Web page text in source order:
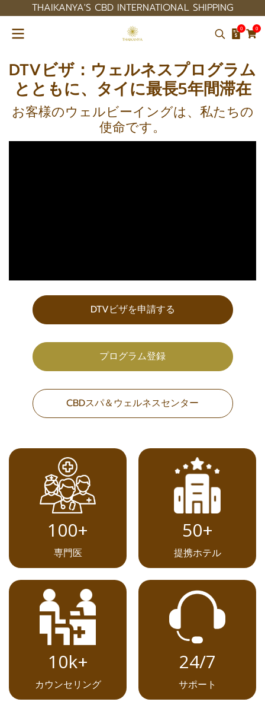
THAIKANYA'S CBD INTERNATIONAL SHIPPING
0 0
DTVビザ：ウェルネスプログラム
とともに、タイに最長5年間滞在
お客様のウェルビーイングは、私たちの
使命です。
DTVビザを申請する
プログラム登録
CBDスパ＆ウェルネスセンター
100+
専門医
50+
提携ホテル
10k+
カウンセリング
24/7
サポート